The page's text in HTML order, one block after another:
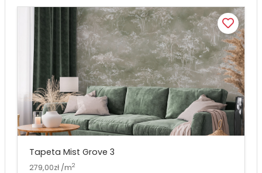
Tapeta Mist Grove 3
279,00zł /m2